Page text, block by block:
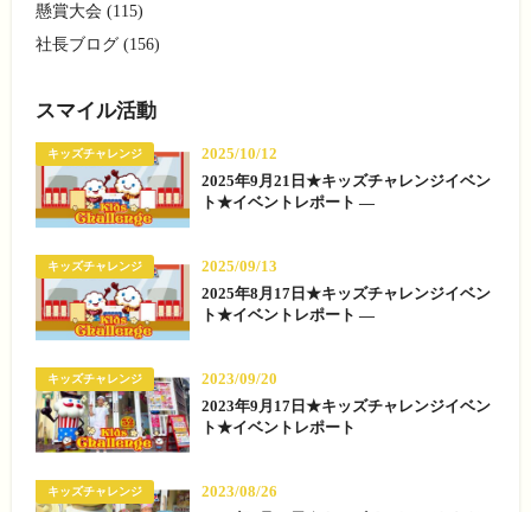
懸賞大会 (115)
社長ブログ (156)
スマイル活動
キッズチャレンジ
2025/10/12
2025年9月21日★キッズチャレンジイベン
ト★イベントレポート —
キッズチャレンジ
2025/09/13
2025年8月17日★キッズチャレンジイベン
ト★イベントレポート —
キッズチャレンジ
2023/09/20
2023年9月17日★キッズチャレンジイベン
ト★イベントレポート
キッズチャレンジ
2023/08/26